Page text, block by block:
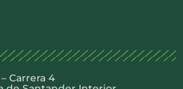
Carrera 4